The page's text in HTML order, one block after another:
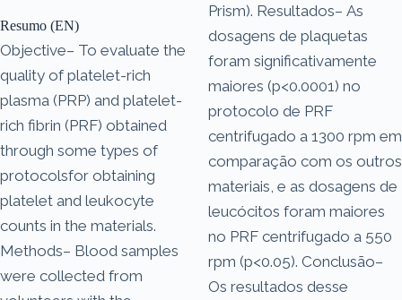
Resumo (EN)
Objective– To evaluate the
quality of platelet-rich
plasma (PRP) and platelet-
rich fibrin (PRF) obtained
through some types of
protocolsfor obtaining
platelet and leukocyte
counts in the materials.
Methods– Blood samples
were collected from
Prism). Resultados– As
dosagens de plaquetas
foram significativamente
maiores (p<0.0001) no
protocolo de PRF
centrifugado a 1300 rpm em
comparação com os outros
materiais, e as dosagens de
leucócitos foram maiores
no PRF centrifugado a 550
rpm (p<0.05). Conclusão–
Os resultados desse